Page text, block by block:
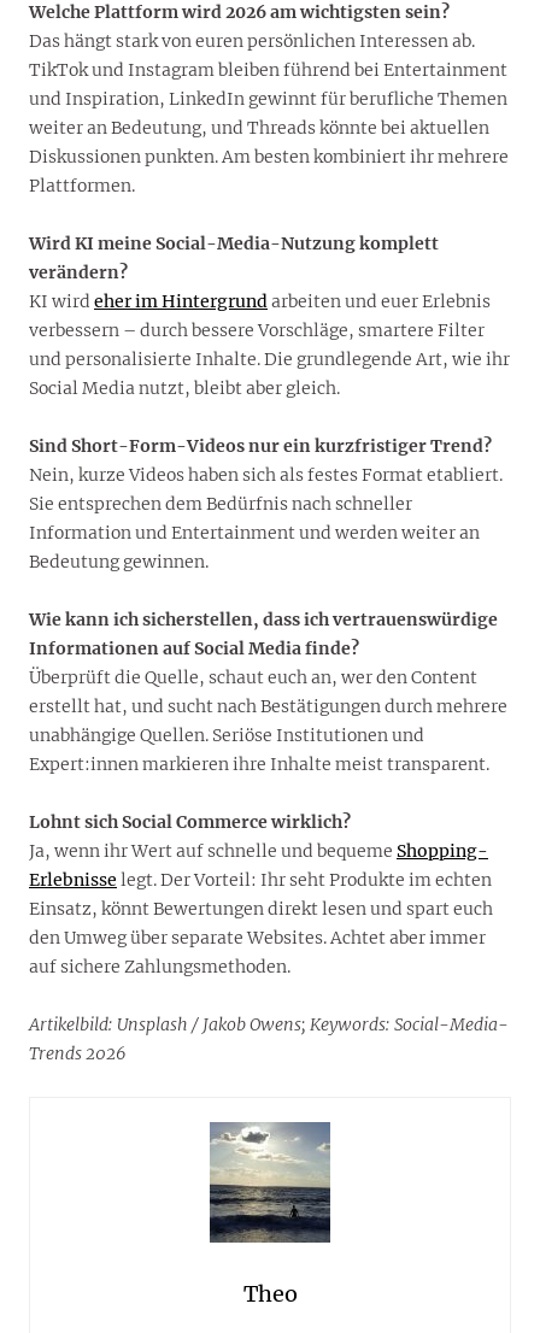
Welche Plattform wird 2026 am wichtigsten sein?
Das hängt stark von euren persönlichen Interessen ab.
TikTok und Instagram bleiben führend bei Entertainment
und Inspiration, LinkedIn gewinnt für berufliche Themen
weiter an Bedeutung, und Threads könnte bei aktuellen
Diskussionen punkten. Am besten kombiniert ihr mehrere
Plattformen.
Wird KI meine Social-Media-Nutzung komplett
verändern?
KI wird eher im Hintergrundarbeiten und euer Erlebnis
verbessern – durch bessere Vorschläge, smartere Filter
und personalisierte Inhalte. Die grundlegende Art, wie ihr
Social Media nutzt, bleibt aber gleich.
Sind Short-Form-Videos nur ein kurzfristiger Trend?
Nein, kurze Videos haben sich als festes Format etabliert.
Sie entsprechen dem Bedürfnis nach schneller
Information und Entertainment und werden weiter an
Bedeutung gewinnen.
Wie kann ich sicherstellen, dass ich vertrauenswürdige
Informationen auf Social Media finde?
Überprüft die Quelle, schaut euch an, wer den Content
erstellt hat, und sucht nach Bestätigungen durch mehrere
unabhängige Quellen. Seriöse Institutionen und
Expert:innen markieren ihre Inhalte meist transparent.
Lohnt sich Social Commerce wirklich?
Ja, wenn ihr Wert auf schnelle und bequeme Shopping-
Erlebnisse legt. Der Vorteil: Ihr seht Produkte im echten
Einsatz, könnt Bewertungen direkt lesen und spart euch
den Umweg über separate Websites. Achtet aber immer
auf sichere Zahlungsmethoden.
Artikelbild: Unsplash / Jakob Owens; Keywords: Social-Media-
Trends 2026
Theo